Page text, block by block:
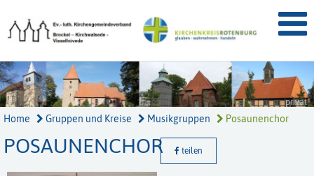
privat
Home Gruppen und Kreise Musikgruppen Posaunenchor
POSAUNENCHOR teilen